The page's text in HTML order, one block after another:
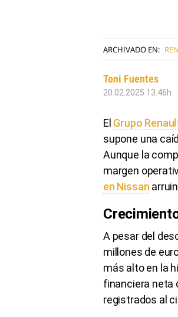
ARCHIVADO EN:
Toni Fuentes
20.02.2025 13:46h
El Grupo
supone una
Aunque la
margen
en Nissan
A pesar del
millones de
más alto en la
financiera neta
registrados al